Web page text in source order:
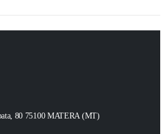
80 75100 MATERA (MT)